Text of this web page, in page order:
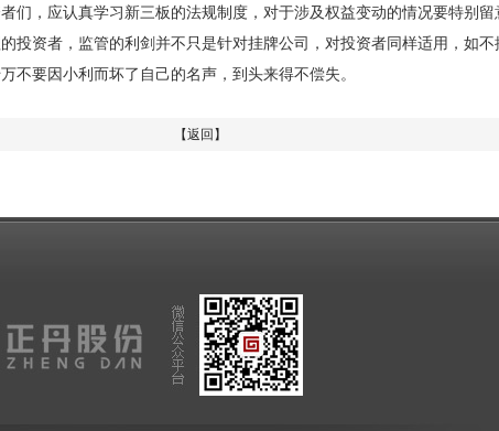
，应认真学习新三板的法规制度，对于涉及权益变动的情况要特别留
投资者，监管的利剑并不只是针对挂牌公司，对投资者同样适用，如
不要因小利而坏了自己的名声，到头来得不偿失。
【返回】